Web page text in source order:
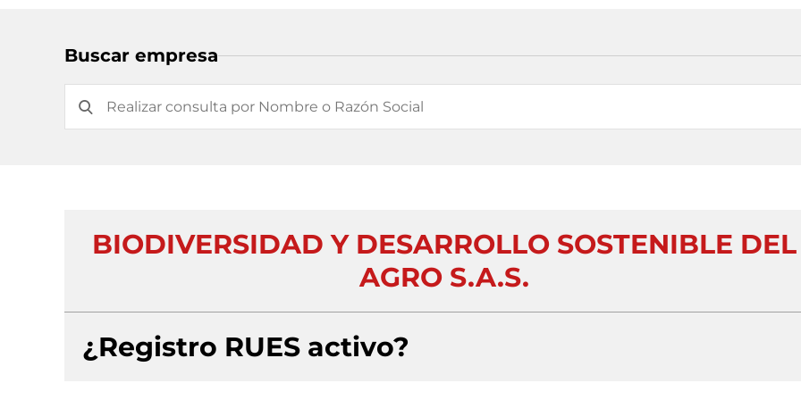
Buscar empresa
BIODIVERSIDAD Y DESARROLLO SOSTENIBLE DEL
AGRO S.A.S.
¿Registro RUES activo?